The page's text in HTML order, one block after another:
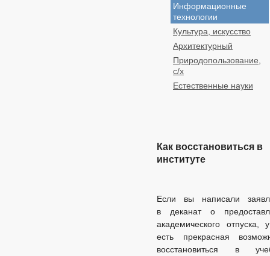
Информационные
технологии
Культура, искусство
Архитектурный
Природопользование,
с/х
Естественные науки
Как восстановиться в
институте
Если вы написали
в деканат о
академического отпуска,
есть прекрасная
восстановиться в